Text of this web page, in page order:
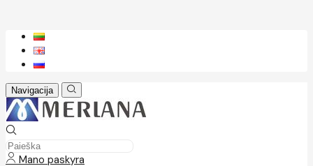
Navigacija
Mano paskyra